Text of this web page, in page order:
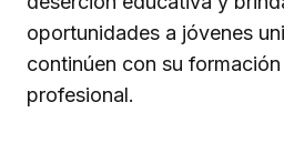
oportunidades a jóvenes
continúen con su
profesional.